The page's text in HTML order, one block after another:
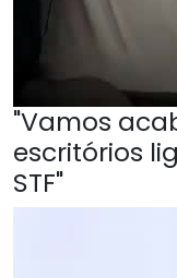
"Vamos
escritórios
STF"